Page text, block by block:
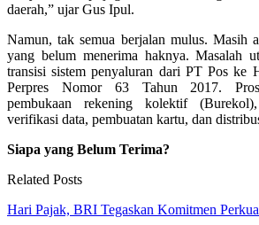
daerah,” ujar Gus Ipul.
Namun, tak semua berjalan mulus. Masih
yang belum menerima haknya. Masalah
transisi sistem penyaluran dari PT Pos ke
Perpres Nomor 63 Tahun 2017.
pembukaan rekening kolektif
verifikasi data, pembuatan kartu, dan
Siapa yang Belum Terima?
Related Posts
Hari Pajak, BRI Tegaskan Komitmen